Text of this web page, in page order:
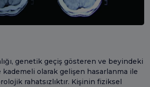
genetik geçiş gösteren ve beyindeki
olarak gelişen hasarlanma ile
rahatsızlıktır. Kişinin fiziksel